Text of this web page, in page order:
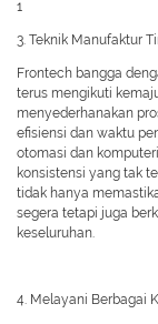
3. Teknik Manufaktur
Frontech bangga
terus mengikuti
menyederhanakan
efisiensi dan waktu
otomasi dan
konsistensi yang tak
tidak hanya
segera tetapi juga
keseluruhan.
4. Melayani Berbagai